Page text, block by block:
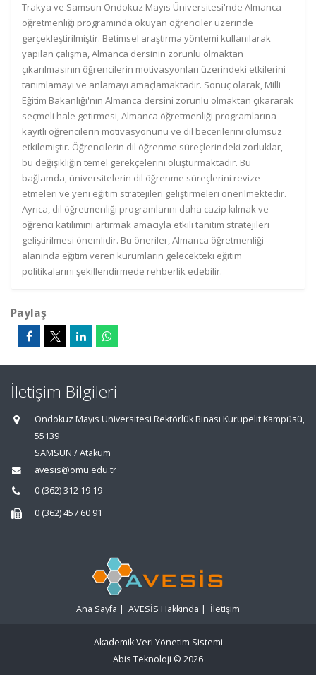
Trakya ve Samsun Ondokuz Mayıs Üniversitesi'nde Almanca
öğretmenliği programında okuyan öğrenciler üzerinde
gerçekleştirilmiştir. Betimsel araştırma yöntemi kullanılarak
yapılan çalışma, Almanca dersinin zorunlu olmaktan
çıkarılmasının öğrencilerin motivasyonları üzerindeki etkilerini
tanımlamayı ve anlamayı amaçlamaktadır. Sonuç olarak, Milli
Eğitim Bakanlığı'nın Almanca dersini zorunlu olmaktan çıkararak
seçmeli hale getirmesi, Almanca öğretmenliği programlarına
kayıtlı öğrencilerin motivasyonunu ve dil becerilerini olumsuz
etkilemiştir. Öğrencilerin dil öğrenme süreçlerindeki zorluklar,
bu değişikliğin temel gerekçelerini oluşturmaktadır. Bu
bağlamda, üniversitelerin dil öğrenme süreçlerini revize
etmeleri ve yeni eğitim stratejileri geliştirmeleri önerilmektedir.
Ayrıca, dil öğretmenliği programlarını daha cazip kılmak ve
öğrenci katılımını artırmak amacıyla etkili tanıtım stratejileri
geliştirilmesi önemlidir. Bu öneriler, Almanca öğretmenliği
alanında eğitim veren kurumların gelecekteki eğitim
politikalarını şekillendirmede rehberlik edebilir.
Paylaş
İletişim Bilgileri
Ondokuz Mayıs Üniversitesi Rektörlük Binası Kurupelit Kampüsü,
55139
SAMSUN / Atakum
avesis@omu.edu.tr
0 (362) 312 19 19
0 (362) 457 60 91
Ana Sayfa | AVESİS Hakkında | İletişim
Akademik Veri Yönetim Sistemi
Abis Teknoloji © 2026